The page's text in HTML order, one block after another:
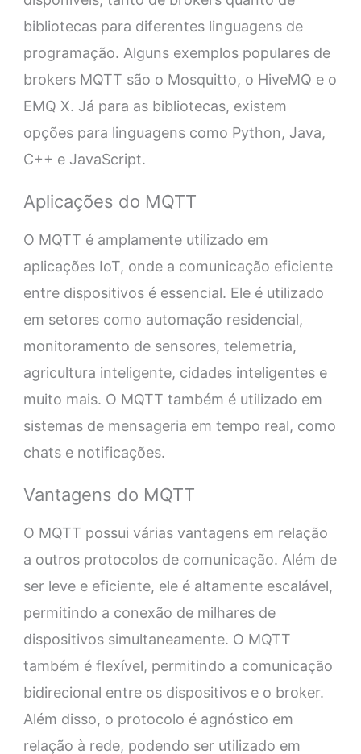
bibliotecas para diferentes linguagens de
programação. Alguns exemplos populares de
brokers MQTT são o Mosquitto, o HiveMQ e o
EMQ X. Já para as bibliotecas, existem
opções para linguagens como Python, Java,
C++ e JavaScript.
Aplicações do MQTT
O MQTT é amplamente utilizado em
aplicações IoT, onde a comunicação eficiente
entre dispositivos é essencial. Ele é utilizado
em setores como automação residencial,
monitoramento de sensores, telemetria,
agricultura inteligente, cidades inteligentes e
muito mais. O MQTT também é utilizado em
sistemas de mensageria em tempo real, como
chats e notificações.
Vantagens do MQTT
O MQTT possui várias vantagens em relação
a outros protocolos de comunicação. Além de
ser leve e eficiente, ele é altamente escalável,
permitindo a conexão de milhares de
dispositivos simultaneamente. O MQTT
também é flexível, permitindo a comunicação
bidirecional entre os dispositivos e o broker.
Além disso, o protocolo é agnóstico em
relação à rede, podendo ser utilizado em